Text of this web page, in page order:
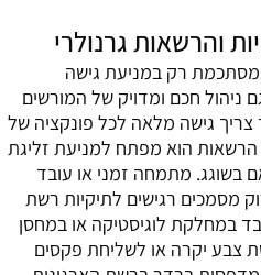
והרשאות גרנולרי
מסתכמת רק במניעת גישה
ניהול חכם ומדויק של המורשים
צריך גישה מלאה לכל פונקציה של
הרשאות הוא מפתח למניעת זליגת
בשוגג. מתמחה זמני או עובד
מסמכים רגישים לתיקיות רשת
במחלקת לוגיסטיקה או במחסן
צבע יקרה או לשליחת פקסים